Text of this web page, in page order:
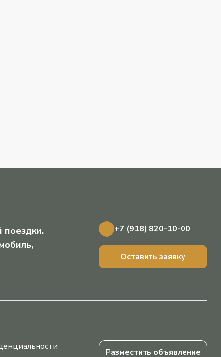
поездки.
+7 (918) 820-10-00
Оставить заявку
Разместить объявление